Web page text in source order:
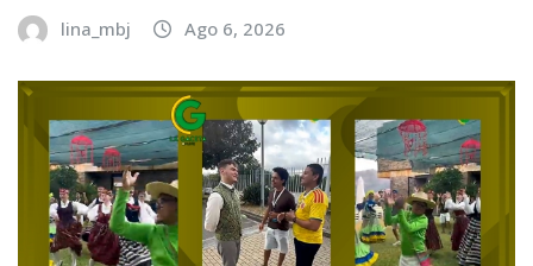
lina_mbj Ago 6, 2026